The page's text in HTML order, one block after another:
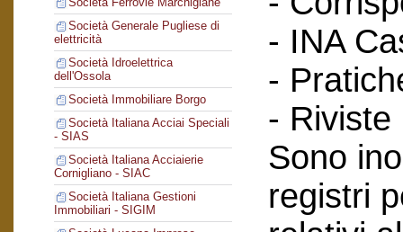
Società Generale Pugliese di
elettricità
Società Idroelettrica
dell'Ossola
Società Immobiliare Borgo
Società Italiana Acciai Speciali
- SIAS
Società Italiana Acciaierie
Cornigliano - SIAC
Società Italiana Gestioni
Immobiliari - SIGIM
- INA
-
- Riviste
Sono
registri